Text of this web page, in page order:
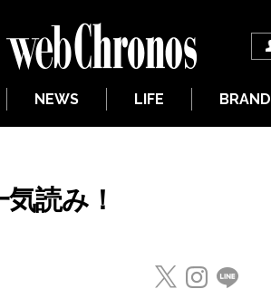
NEWS LIFE BRAND
読み！